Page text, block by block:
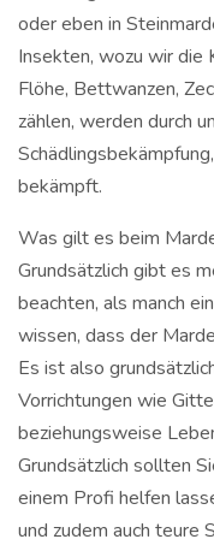
oder eben in
Insekten, wozu wir die
Flöhe, Bettwanzen,
zählen, werden durch
bekämpft.
Was gilt es beim
Grundsätzlich gibt es
beachten, als manch
wissen, dass der
Es ist also
Vorrichtungen wie
beziehungsweise
Grundsätzlich sollten
einem Profi helfen
und zudem auch teure